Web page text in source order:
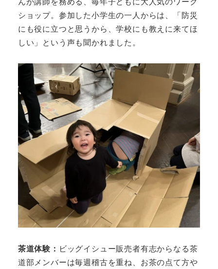
ショップ。参加した小学生の一人からは、「防災
にも役に立つと思うから、学校にも教えに来てほ
しい」という声も聞かれました。
茶道体験： ビッグイシュー販売者有志からなる茶
道部メンバーは毎週稽古を重ね、お茶の点て方や